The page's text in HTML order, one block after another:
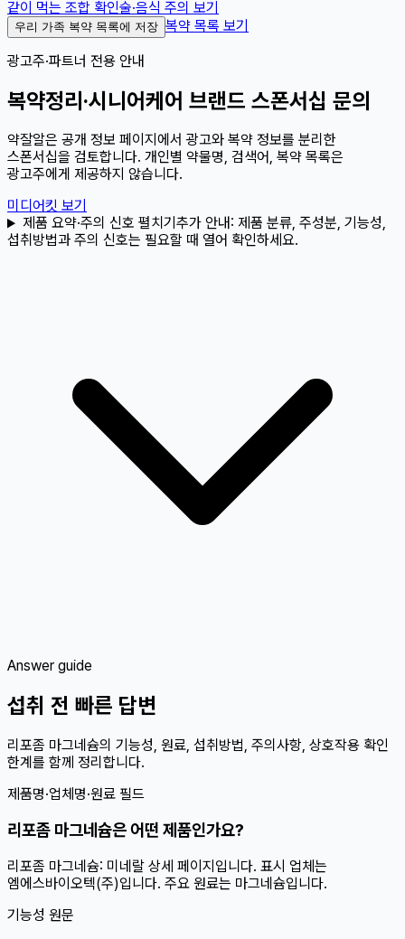
같이 먹는 조합 확인술·음식 주의 보기
우리 가족 복약 목록에 저장 복약 목록 보기
광고주·파트너 전용 안내
복약정리·시니어케어 브랜드 스폰서십 문의
약잘알은 공개 정보 페이지에서 광고와 복약 정보를 분리한
스폰서십을 검토합니다. 개인별 약물명, 검색어, 복약 목록은
광고주에게 제공하지 않습니다.
미디어킷 보기
제품 요약·주의 신호 펼치기 추가 안내: 제품 분류, 주성분, 기능성,
섭취방법과 주의 신호는 필요할 때 열어 확인하세요.
Answer guide
섭취 전 빠른 답변
리포좀 마그네슘의 기능성, 원료, 섭취방법, 주의사항, 상호작용 확인
한계를 함께 정리합니다.
제품명·업체명·원료 필드
리포좀 마그네슘은 어떤 제품인가요?
리포좀 마그네슘: 미네랄 상세 페이지입니다. 표시 업체는
엠에스바이오텍(주)입니다. 주요 원료는 마그네슘입니다.
기능성 원문